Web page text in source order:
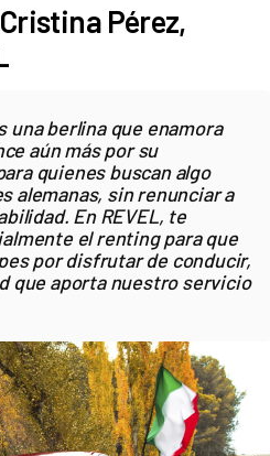
Pérez,
una berlina que enamora
aún más por su
quienes buscan algo
alemanas, sin renunciar a
En REVEL, te
el renting para que
por disfrutar de conducir,
que aporta nuestro servicio